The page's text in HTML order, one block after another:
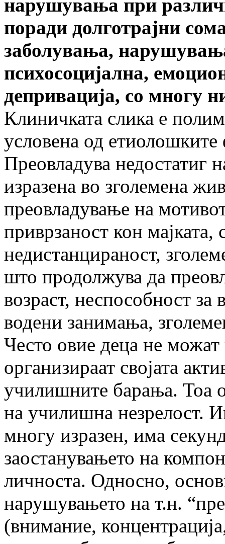
нарушувања при
поради долготрајни
заболувања,
психосоцијална,
депривација, со многу
Клиничката слика е
условена од етиолошките
Преовладува недостатиг
изразена во зголемена
преовладување на
приврзаност кон
недистанцираност,
што продолжува да
возраст, неспособност
водени занимања,
Често овие деца не
организираат својата
училишните барања. Тоа
на училишна незрелост.
многу изразен, има
заостанувањето на
личноста. Односно,
нарушувањето на т.н.
(внимание,